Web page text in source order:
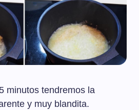
minutos tendremos la
y muy blandita.